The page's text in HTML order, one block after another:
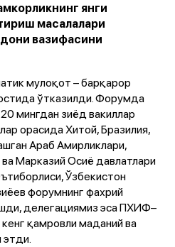
янги
масалалари
вазифасини
мулоқот – барқарор
ўтказилди. Форумда
мингдан зиёд вакиллар
орасида Хитой, Бразилия,
Араб Амирликлари,
Марказий Осиё давлатлари
Ўзбекистон
форумнинг фахрий
делегациямиз эса ПХИФ–
қамровли маданий ва
этди.